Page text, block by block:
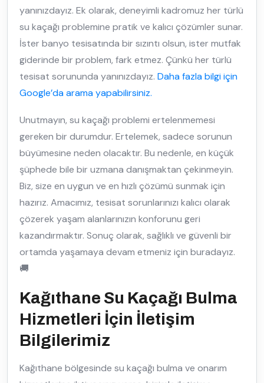
yanınızdayız. Ek olarak, deneyimli kadromuz her türlü
su kaçağı problemine pratik ve kalıcı çözümler sunar.
İster banyo tesisatında bir sızıntı olsun, ister mutfak
giderinde bir problem, fark etmez. Çünkü her türlü
tesisat sorununda yanınızdayız. Daha fazla bilgi için
Google’da arama yapabilirsiniz.
Unutmayın, su kaçağı problemi ertelenmemesi
gereken bir durumdur. Ertelemek, sadece sorunun
büyümesine neden olacaktır. Bu nedenle, en küçük
şüphede bile bir uzmana danışmaktan çekinmeyin.
Biz, size en uygun ve en hızlı çözümü sunmak için
hazırız. Amacımız, tesisat sorunlarınızı kalıcı olarak
çözerek yaşam alanlarınızın konforunu geri
kazandırmaktır. Sonuç olarak, sağlıklı ve güvenli bir
ortamda yaşamaya devam etmeniz için buradayız.
🚚
Kağıthane Su Kaçağı Bulma
Hizmetleri İçin İletişim
Bilgilerimiz
Kağıthane bölgesinde su kaçağı bulma ve onarım